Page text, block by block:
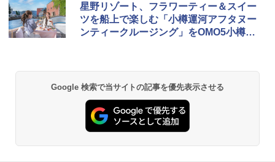
星野リゾート、フラワーティー＆スイー
ツを船上で楽しむ「小樽運河アフタヌー
ンティークルージング」をOMO5小樽で
Google 検索で当サイトの記事を優先表示させる